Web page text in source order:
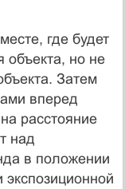
где будет
объекта, но не
Затем
вперед
расстояние
над
в положении